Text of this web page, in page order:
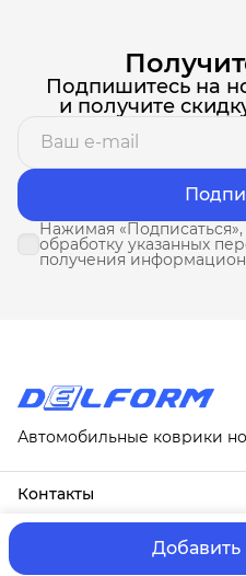
Добавить
Подпишитесь на
и получите
Нажимая
обработку указанных
получения
Автомобильные коврики
Контакты
Адрес
г. Москва, ул.
ⓒ ИП Третьякова Т.А.